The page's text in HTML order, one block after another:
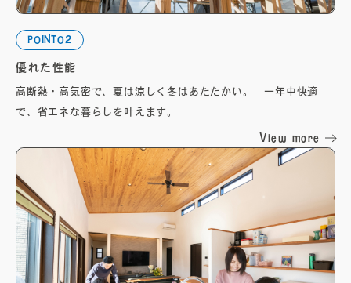
POINT02
優れた性能
高断熱・高気密で、夏は涼しく冬はあたたかい。 一年中快適
で、省エネな暮らしを叶えます。
View more